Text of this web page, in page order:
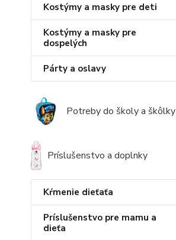
Kostýmy a masky pre deti
Kostýmy a masky pre
dospelých
Párty a oslavy
Potreby do školy a škôlky
Príslušenstvo a doplnky
Kŕmenie dieťaťa
Príslušenstvo pre mamu a
dieťa